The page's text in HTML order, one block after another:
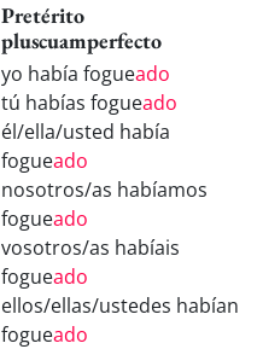
Pretérito
pluscuamperfecto
yo había fogueado
tú habías fogueado
él/ella/usted había
fogueado
nosotros/as habíamos
fogueado
vosotros/as habíais
fogueado
ellos/ellas/ustedes habían
fogueado